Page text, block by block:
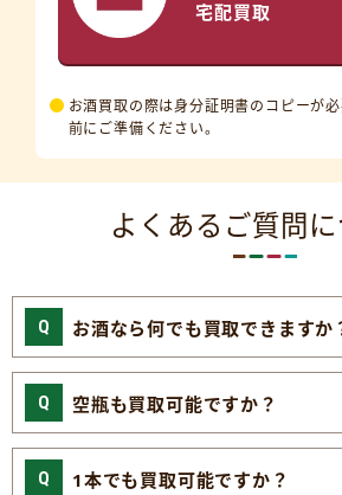
宅配買取
お酒買取の際は身分証明書のコピーが
前にご準備ください。
よくあるご質問
お酒なら何でも買取できますか
空瓶も買取可能ですか？
1本でも買取可能ですか？